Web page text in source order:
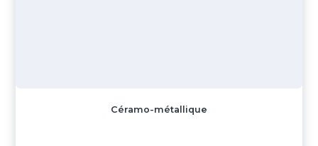
Céramo-métallique